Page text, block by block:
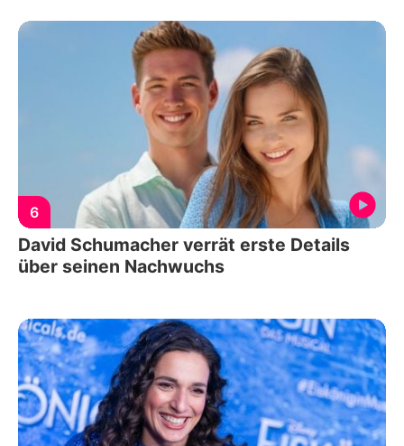
6
David Schumacher verrät erste Details
über seinen Nachwuchs